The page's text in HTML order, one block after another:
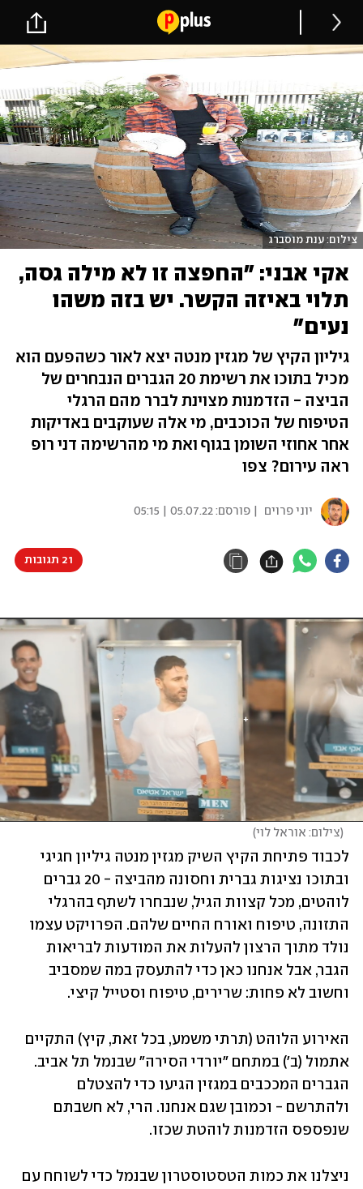
צילום: ענת מוסברג
אקי אבני: "החפצה זו לא מילה גסה,
תלוי באיזה הקשר. יש בזה משהו
נעים"
גיליון הקיץ של מגזין מנטה יצא לאור כשהפעם הוא
מכיל בתוכו את רשימת 20 הגברים הנבחרים של
הביצה - הזדמנות מצוינת לברר מהם הרגלי
הטיפוח של הכוכבים, מי אלה שעוקבים באדיקות
אחר אחוזי השומן בגוף ואת מי מהרשימה דני רופ
ראה עירום? צפו
יוני פרוים | פורסם:05.07.22 | 05:15
21 תגובות
(צילום: אוראל לוי)
וחשוב לא פחות: שרירים, טיפוח וסטייל קיצי.
שנפספס הזדמנות לוהטת שכזו.